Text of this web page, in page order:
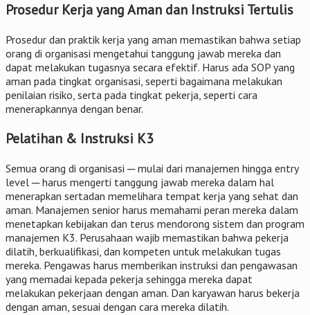
Prosedur Kerja yang Aman dan Instruksi Tertulis
Prosedur dan praktik kerja yang aman memastikan bahwa setiap
orang di organisasi mengetahui tanggung jawab mereka dan
dapat melakukan tugasnya secara efektif. Harus ada SOP yang
aman pada tingkat organisasi, seperti bagaimana melakukan
penilaian risiko, serta pada tingkat pekerja, seperti cara
menerapkannya dengan benar.
Pelatihan & Instruksi K3
Semua orang di organisasi ─ mulai dari manajemen hingga entry
level ─ harus mengerti tanggung jawab mereka dalam hal
menerapkan sertadan memelihara tempat kerja yang sehat dan
aman. Manajemen senior harus memahami peran mereka dalam
menetapkan kebijakan dan terus mendorong sistem dan program
manajemen K3. Perusahaan wajib memastikan bahwa pekerja
dilatih, berkualifikasi, dan kompeten untuk melakukan tugas
mereka. Pengawas harus memberikan instruksi dan pengawasan
yang memadai kepada pekerja sehingga mereka dapat
melakukan pekerjaan dengan aman. Dan karyawan harus bekerja
dengan aman, sesuai dengan cara mereka dilatih.